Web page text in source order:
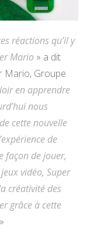
réactions qu’il y
Mario » a dit
Mario, Groupe
en apprendre
nous
cette nouvelle
de
façon de jouer,
vidéo, Super
créativité des
grâce à cette
»